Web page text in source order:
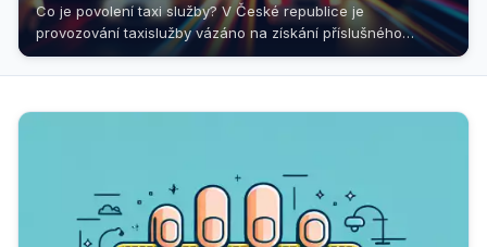
Co je povolení taxi služby? V České republice je
provozování taxislužby vázáno na získání příslušného
povolení. Bez něj je...